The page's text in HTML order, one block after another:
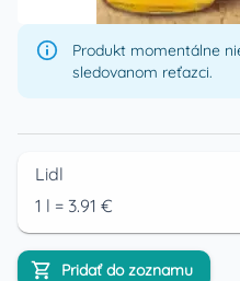
Produkt momentálne
sledovanom reťazci.
Lidl
1 l = 3.91 €
Pridať do zoznamu